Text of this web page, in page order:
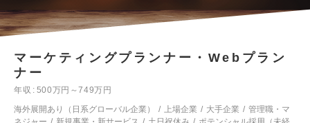
マーケティングプランナー・Webプラン
ナー
年収
500万円～749万円
海外展開あり（日系グローバル企業）
上場企業 大手企業
管理職・マ